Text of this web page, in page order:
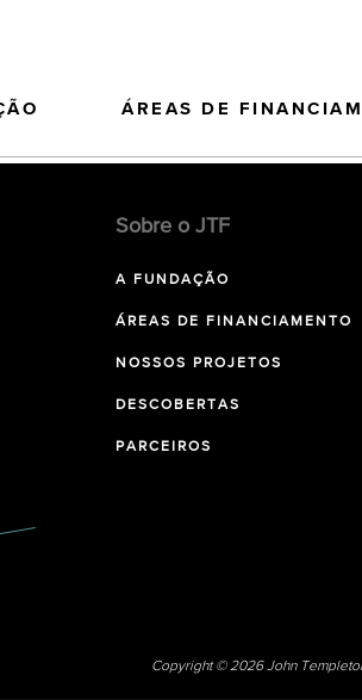
ÁREAS DE
Sobre o JTF
A FUNDAÇÃO
ÁREAS DE FINANCIAMENTO
NOSSOS PROJETOS
DESCOBERTAS
PARCEIROS
Copyright © 2026 John